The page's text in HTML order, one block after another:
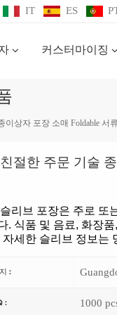
IT ES
커스터마이징
이상자 포장 소매 Foldable 서
친절한 주문 기술
리브 포장은 주로 또
. 식품 및 음료, 화장
자세한 슬리브 정보는
:
: 1000